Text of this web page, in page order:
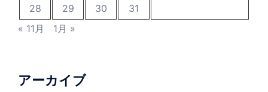
28
29 30
31
« 11月
1月 »
アーカイブ